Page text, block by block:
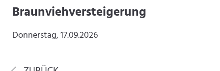
Braunviehversteigerung
Donnerstag, 17.09.2026